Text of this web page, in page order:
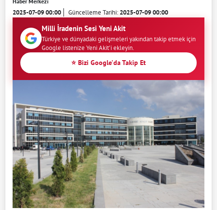
2025-07-09 00:00 Güncelleme Tarihi:2025-07-09 00:00
Milli İradenin Sesi Yeni Akit
Türkiye ve dünyadaki gelişmeleri yakından takip etmek için
Google listenize Yeni Akit'i ekleyin.
⭐ Bizi Google'da Takip Et